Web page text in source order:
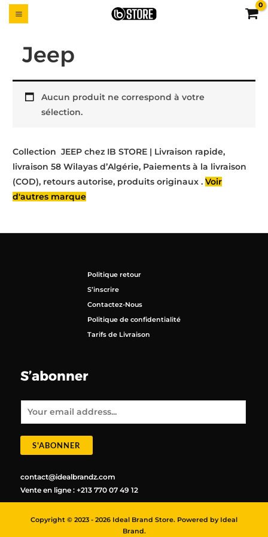
Aller
au
MAIN
Jeep
Aucun produit ne correspond à votre
sélection.
Collection JEEP chez IB STORE | Livraison rapide,
livraison 58 Wilayas d’Algérie, Paiements à la livraison
(COD), retours autorise, produits originaux .Voir
d'autres marque
Politique retour
S’inscrire
Contactez-Nous
Politique de confidentialité
Tarifs de Livraison
S’abonner
*
S'ABONNER
contact@idealbrandz.com
Vente en ligne : +213 770 07 49 12
Copyright © 2023 - 2026 Ideal Brand Store. Powered by Ideal
Brand.